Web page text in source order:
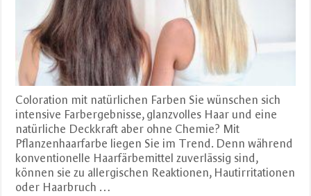
Coloration mit natürlichen Farben Sie wünschen sich
intensive Farbergebnisse, glanzvolles Haar und eine
natürliche Deckkraft aber ohne Chemie? Mit
Pflanzenhaarfarbe liegen Sie im Trend. Denn während
konventionelle Haarfärbemittel zuverlässig sind,
können sie zu allergischen Reaktionen, Hautirritationen
oder Haarbruch …